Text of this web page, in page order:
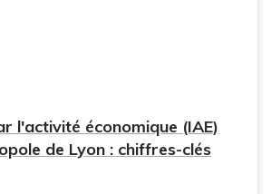
l'activité économique (IAE)
de Lyon : chiffres-clés